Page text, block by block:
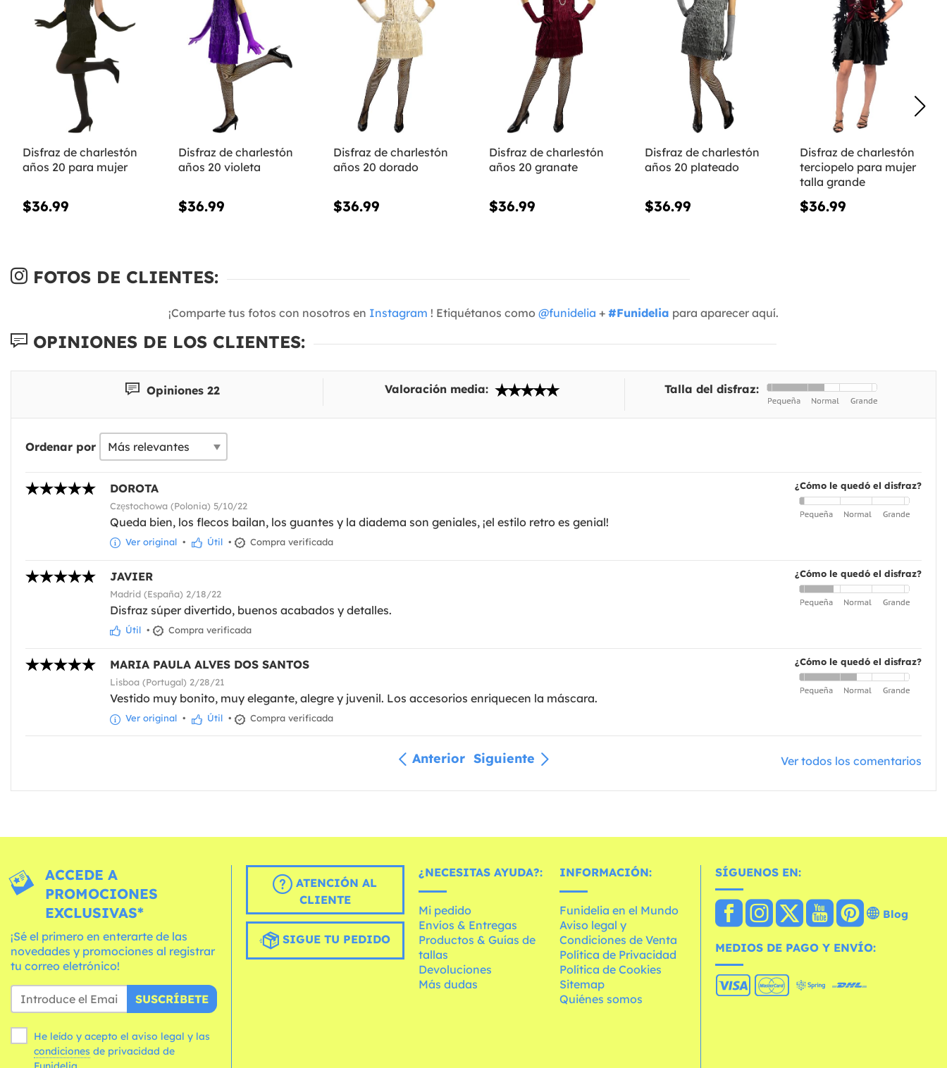
Disfraz de charlestón
años 20 para mujer
$36.99
Disfraz de charlestón
años 20 violeta
$36.99
Disfraz de charlestón
años 20 dorado
$36.99
Disfraz de charlestón
años 20 granate
$36.99
Disfraz de charlestón
años 20 plateado
$36.99
Disfraz de charlestón
terciopelo para mujer
talla grande
$36.99
FOTOS DE CLIENTES:
¡Comparte tus fotos con nosotros en Instagram ! Etiquétanos como @funidelia + #Funidelia para aparecer aquí.
OPINIONES DE LOS CLIENTES:
Opiniones 22 Valoración media: Talla del disfraz:
Ordenar por
¿Cómo le quedó el disfraz?
DOROTA
Częstochowa (Polonia) 5/10/22
Queda bien, los flecos bailan, los guantes y la diadema son geniales, ¡el estilo retro es genial!
Ver original • Útil • Compra verificada
¿Cómo le quedó el disfraz?
JAVIER
Madrid (España) 2/18/22
Disfraz súper divertido, buenos acabados y detalles.
Útil • Compra verificada
¿Cómo le quedó el disfraz?
MARIA PAULA ALVES DOS SANTOS
Lisboa (Portugal) 2/28/21
Vestido muy bonito, muy elegante, alegre y juvenil. Los accesorios enriquecen la máscara.
Ver original • Útil • Compra verificada
Anterior Siguiente Ver todos los comentarios
ACCEDE A
PROMOCIONES
EXCLUSIVAS*
¡Sé el primero en enterarte de las
novedades y promociones al registrar
tu correo eletrónico!
SUSCRÍBETE
He leído y acepto el aviso legal y las
condiciones
ATENCIÓN AL
CLIENTE
SIGUE TU PEDIDO
¿NECESITAS AYUDA?:
Mi pedido
Envíos & Entregas
Productos & Guías de
tallas
Devoluciones
Más dudas
INFORMACIÓN:
Funidelia en el Mundo
Aviso legal y
Condiciones de Venta
Política de Privacidad
Política de Cookies
Sitemap
Quiénes somos
SÍGUENOS EN:
Blog
MEDIOS DE PAGO Y ENVÍO: